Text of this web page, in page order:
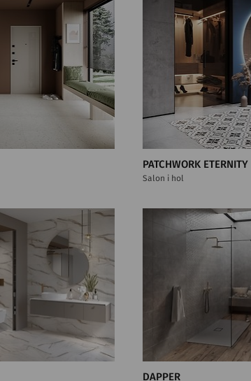
PATCHWORK ETERNITY
Salon i hol
DAPPER